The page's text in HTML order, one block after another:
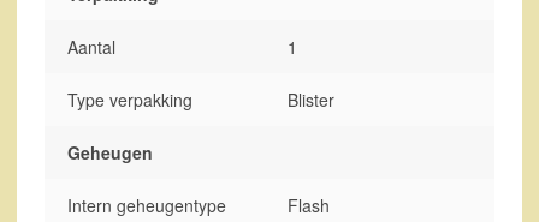
Aantal 1
Type verpakking Blister
Geheugen
Intern geheugentype Flash